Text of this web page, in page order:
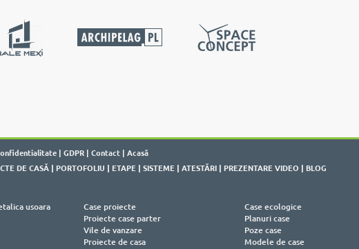
| GDPR | Contact | Acasă
DE CASĂ | PORTOFOLIU | ETAPE | SISTEME | ATESTĂRI | PREZENTARE VIDEO | BLOG
usoara
Case proiecte
Proiecte case parter
Vile de vanzare
Proiecte de casa
Case ecologice
Planuri case
Poze case
Modele de case